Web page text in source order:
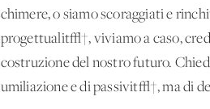
chimere, o siamo scoraggiati e
progettualit√†, viviamo a caso,
costruzione del nostro futuro.
umiliazione e di passivit√†, ma di